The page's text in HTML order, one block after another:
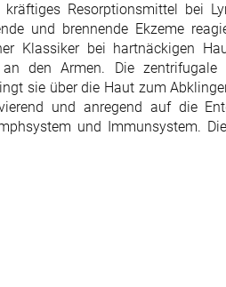
Resorptionsmittel bei
und brennende Ekzeme
Klassiker bei hartnäckigen
an den Armen. Die
sie über die Haut zum
und anregend auf die
und Immunsystem.